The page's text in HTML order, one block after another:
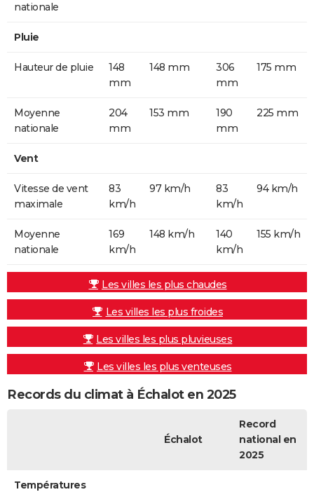
nationale
Pluie
Hauteur de pluie
148
mm
148 mm
306
mm
175 mm
Moyenne
nationale
204
mm
153 mm
190
mm
225 mm
Vent
Vitesse de vent
maximale
83
km/h
97 km/h
83
km/h
94 km/h
Moyenne
nationale
169
km/h
148 km/h
140
km/h
155 km/h
Les villes les plus chaudes
Les villes les plus froides
Les villes les plus pluvieuses
Les villes les plus venteuses
Records du climat à Échalot en 2025
Échalot
Record
national en
2025
Températures